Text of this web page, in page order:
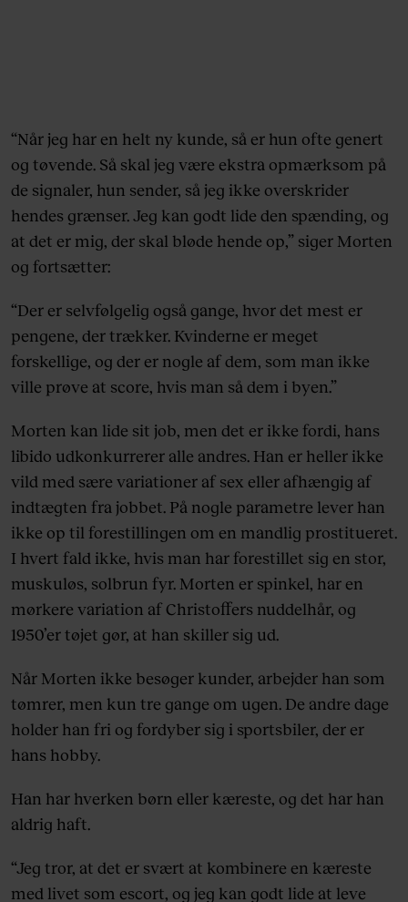
“Når jeg har en helt ny kunde, så er hun ofte genert
og tøvende. Så skal jeg være ekstra opmærksom på
de signaler, hun sender, så jeg ikke overskrider
hendes grænser. Jeg kan godt lide den spænding, og
at det er mig, der skal bløde hende op,” siger Morten
og fortsætter:
“Der er selvfølgelig også gange, hvor det mest er
pengene, der trækker. Kvinderne er meget
forskellige, og der er nogle af dem, som man ikke
ville prøve at score, hvis man så dem i byen.”
Morten kan lide sit job, men det er ikke fordi, hans
libido udkonkurrerer alle andres. Han er heller ikke
vild med sære variationer af sex eller afhængig af
indtægten fra jobbet. På nogle parametre lever han
ikke op til forestillingen om en mandlig prostitueret.
I hvert fald ikke, hvis man har forestillet sig en stor,
muskuløs, solbrun fyr. Morten er spinkel, har en
mørkere variation af Christoffers nuddelhår, og
1950’er tøjet gør, at han skiller sig ud.
Når Morten ikke besøger kunder, arbejder han som
tømrer, men kun tre gange om ugen. De andre dage
holder han fri og fordyber sig i sportsbiler, der er
hans hobby.
Han har hverken børn eller kæreste, og det har han
aldrig haft.
“Jeg tror, at det er svært at kombinere en kæreste
med livet som escort, og jeg kan godt lide at leve